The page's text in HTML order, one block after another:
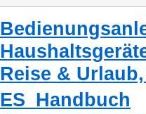
Reise &
ES_Handbuch